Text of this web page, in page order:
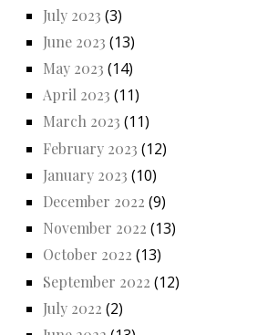
July 2023 (3)
June 2023 (13)
May 2023 (14)
April 2023 (11)
March 2023 (11)
February 2023 (12)
January 2023 (10)
December 2022 (9)
November 2022 (13)
October 2022 (13)
September 2022 (12)
July 2022 (2)